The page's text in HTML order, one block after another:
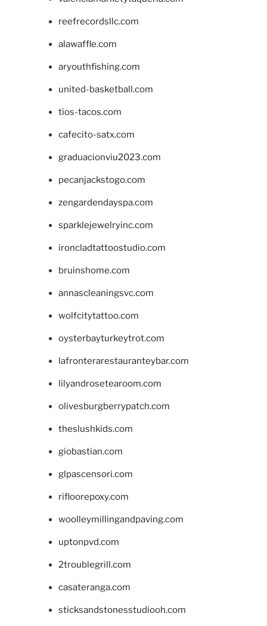
reefrecordsllc.com
alawaffle.com
aryouthfishing.com
united-basketball.com
tios-tacos.com
cafecito-satx.com
graduacionviu2023.com
pecanjackstogo.com
zengardendayspa.com
sparklejewelryinc.com
ironcladtattoostudio.com
bruinshome.com
annascleaningsvc.com
wolfcitytattoo.com
oysterbayturkeytrot.com
lafronterarestauranteybar.com
lilyandrosetearoom.com
olivesburgberrypatch.com
theslushkids.com
giobastian.com
glpascensori.com
rifloorepoxy.com
woolleymillingandpaving.com
uptonpvd.com
2troublegrill.com
casateranga.com
sticksandstonesstudiooh.com